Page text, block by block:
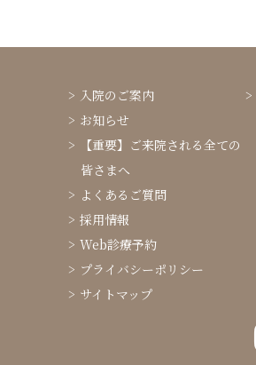
入院のご案内
お知らせ
【重要】ご来院される全ての
皆さまへ
よくあるご質問
採用情報
Web診療予約
プライバシーポリシー
サイトマップ